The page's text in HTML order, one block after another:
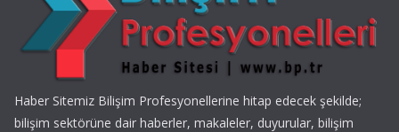
Haber Sitemiz Bilişim Profesyonellerine hitap edecek şekilde;
bilişim sektörüne dair haberler, makaleler, duyurular, bilişim